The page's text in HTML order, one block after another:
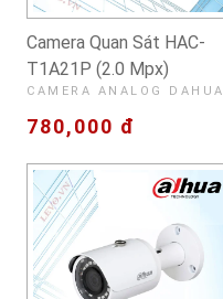
Camera Quan Sát HAC-
T1A21P (2.0 Mpx)
CAMERA ANALOG DAHUA
780,000 đ